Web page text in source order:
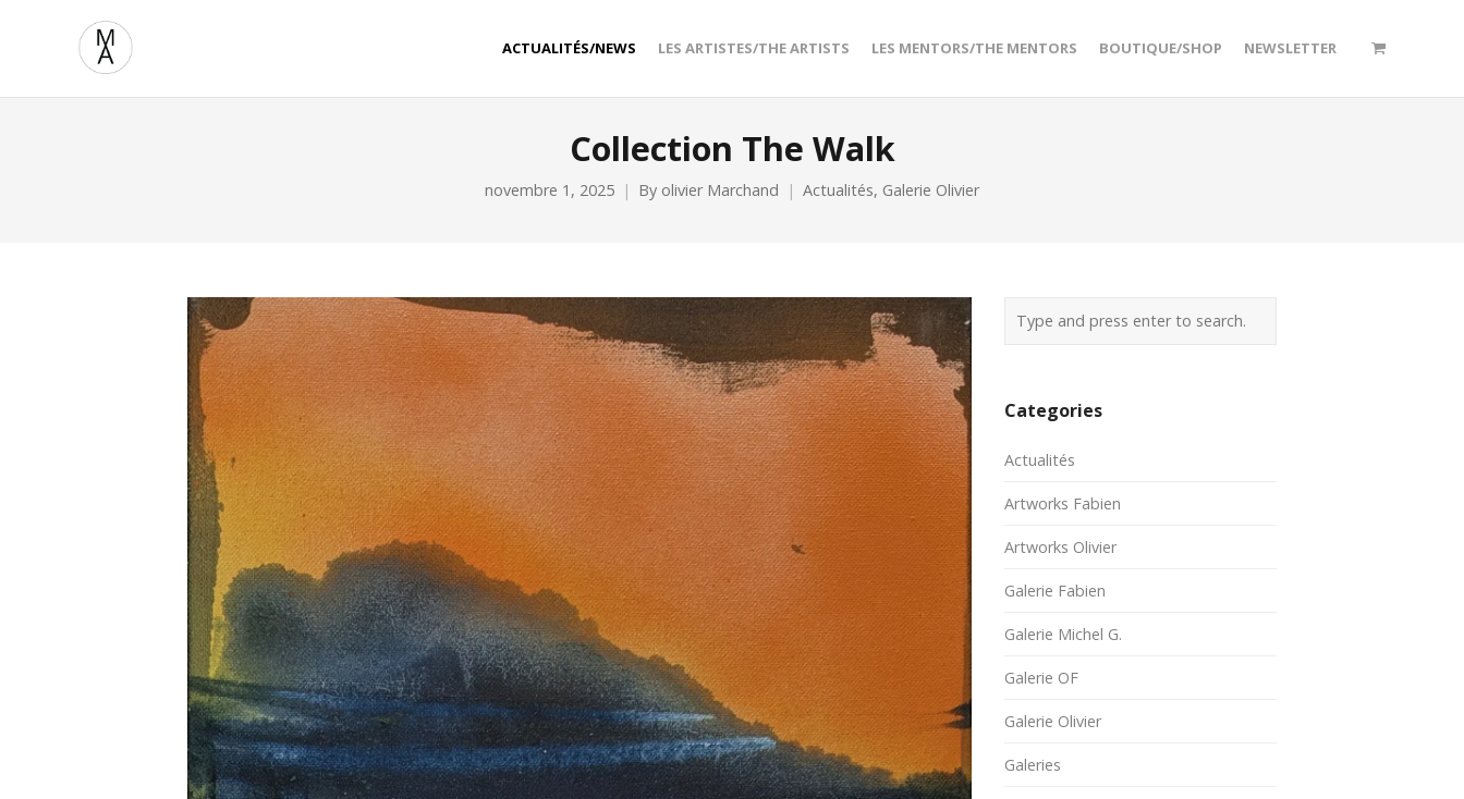
ACTUALITÉS/NEWS LES ARTISTES/THE ARTISTS LES MENTORS/THE MENTORS BOUTIQUE/SHOP NEWSLETTER
Collection The Walk
novembre 1, 2025 By olivier Marchand Actualités, Galerie Olivier
Categories
Actualités
Artworks Fabien
Artworks Olivier
Galerie Fabien
Galerie Michel G.
Galerie OF
Galerie Olivier
Galeries